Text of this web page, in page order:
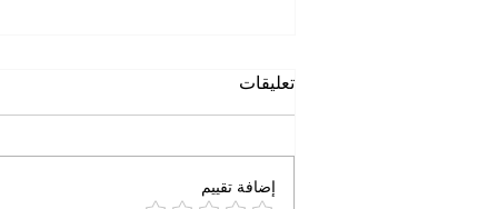
حين يتحول الاسم إلى تهمة
خاطرة الجمعة حين يتحول الاسم إلى
أصول مصرية، اسمه عبد السيد
تعليقات
إضافة تقييم